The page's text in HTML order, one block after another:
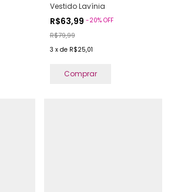
Vestido Lavínia
R$63,99 -20% OFF
R$79,99
3 x de R$25,01
Comprar